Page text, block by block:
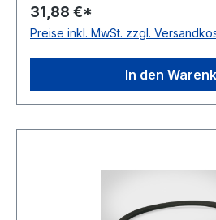
Norm DIN 7753 Material
Polyester Breite 12,7mm Höhe
31,88 €*
Preise inkl. MwSt. zzgl.
In den